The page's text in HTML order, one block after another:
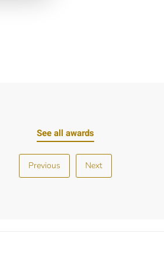
See all awards
Previous Next